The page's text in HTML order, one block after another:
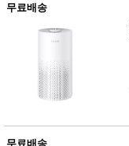
무료배송
무료배송